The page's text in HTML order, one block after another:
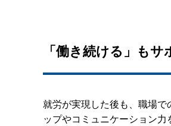
「働き続ける」もサ
就労が実現した後も、職場
ップやコミュニケーション